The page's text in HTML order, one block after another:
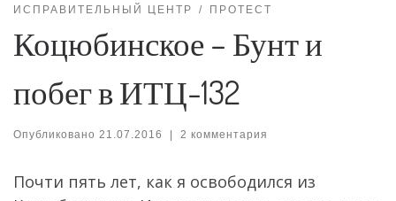
ИСПРАВИТЕЛЬНЫЙ ЦЕНТР ПРОТЕСТ
Коцюбинское – Бунт и
побег в ИТЦ-132
Опубликовано 21.07.2016 2 комментария
Почти пять лет, как я освободился из